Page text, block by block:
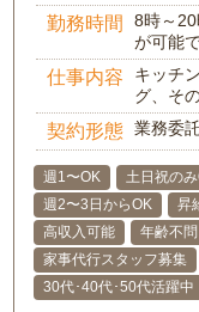
勤務時間
8時～
が可能
仕事内容
キッチ
グ、そ
契約形態 業務委託
週1〜OK 土日祝の
週2〜3日からOK
昇
高収入可能
年齢不問
家事代行スタッフ募集
30代･40代･50代活躍中